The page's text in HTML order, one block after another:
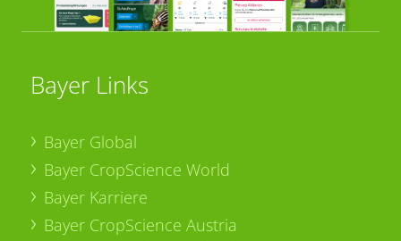
Bayer Links
Bayer Global
Bayer CropScience World
Bayer Karriere
Bayer CropScience Austria